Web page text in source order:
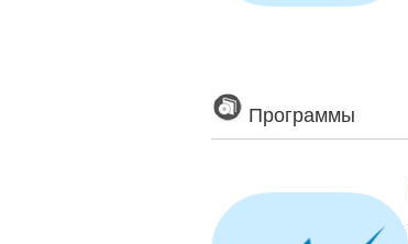
Программы